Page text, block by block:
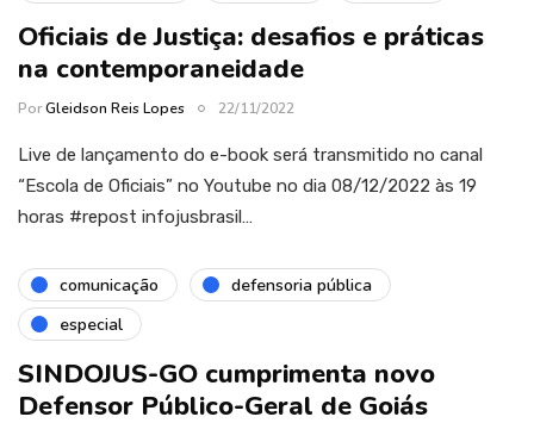
Oficiais de Justiça: desafios e práticas
na contemporaneidade
PorGleidson Reis Lopes 22/11/2022
Live de lançamento do e-book será transmitido no canal
“Escola de Oficiais” no Youtube no dia 08/12/2022 às 19
horas #repost infojusbrasil…
comunicação
defensoria pública
especial
SINDOJUS-GO cumprimenta novo
Defensor Público-Geral de Goiás